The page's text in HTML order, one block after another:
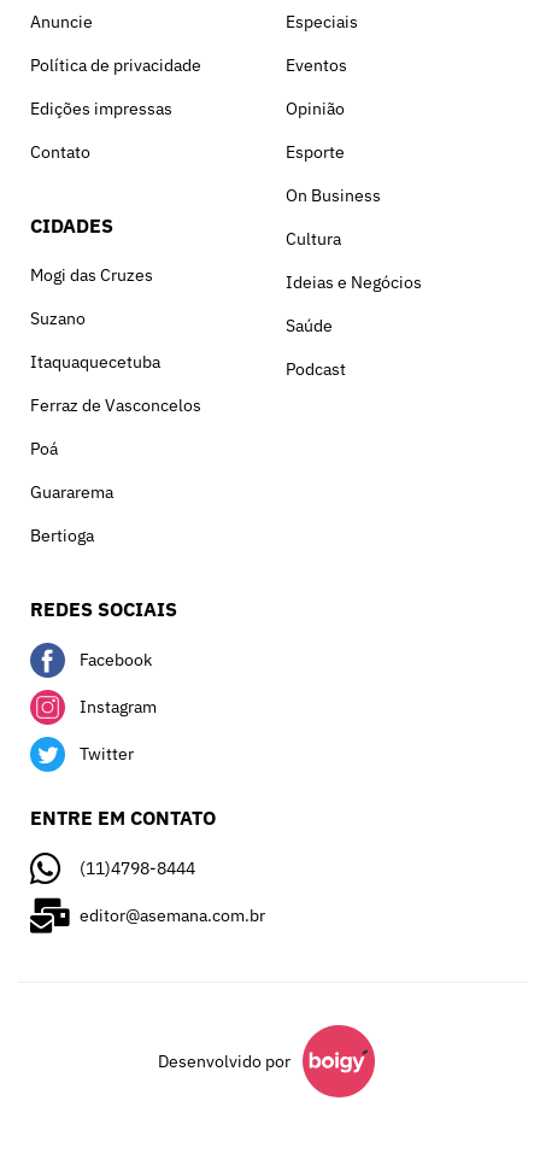
Anuncie
Política de privacidade
Edições impressas
Contato
CIDADES
Mogi das Cruzes
Suzano
Itaquaquecetuba
Ferraz de Vasconcelos
Poá
Guararema
Bertioga
Especiais
Eventos
Opinião
Esporte
On Business
Cultura
Ideias e Negócios
Saúde
Podcast
REDES SOCIAIS
Facebook
Instagram
Twitter
ENTRE EM CONTATO
(11)4798-8444
editor@asemana.com.br
Desenvolvido por